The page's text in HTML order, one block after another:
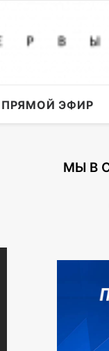
ПРЯМОЙ ЭФИР
МЫ В